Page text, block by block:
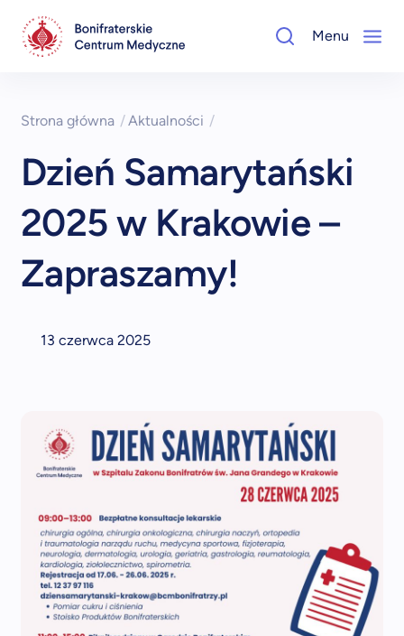
Menu
Strona główna /Aktualności /
Dzień Samarytański
2025 w Krakowie –
Zapraszamy!
13 czerwca 2025